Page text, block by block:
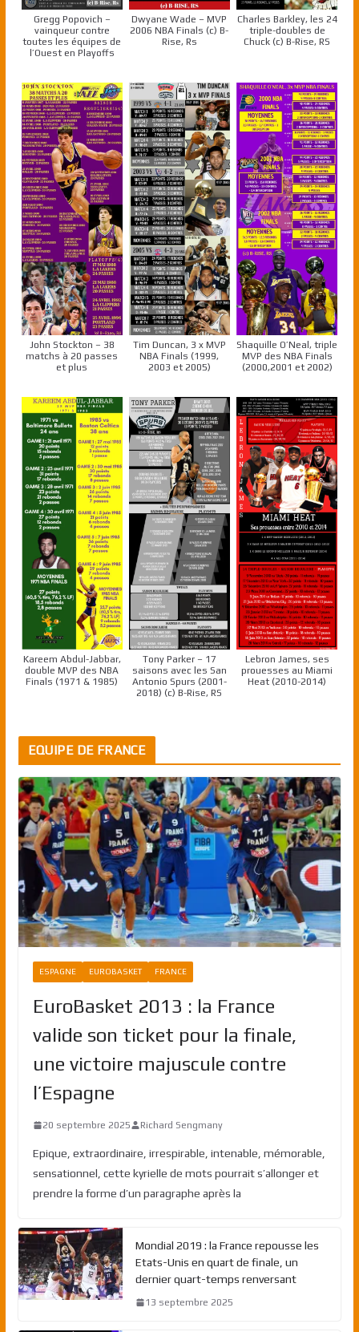
Gregg Popovich –
vainqueur contre
toutes les équipes de
l’Ouest en Playoffs
Dwyane Wade – MVP
2006 NBA Finals (c) B-
Rise, Rs
Charles Barkley, les 24
triple-doubles de
Chuck (c) B-Rise, RS
John Stockton – 38
matchs à 20 passes
et plus
Tim Duncan, 3 x MVP
NBA Finals (1999,
2003 et 2005)
Shaquille O’Neal, triple
MVP des NBA Finals
(2000,2001 et 2002)
Kareem Abdul-Jabbar,
double MVP des NBA
Finals (1971 & 1985)
Tony Parker – 17
saisons avec les San
Antonio Spurs (2001-
2018) (c) B-Rise, RS
Lebron James, ses
prouesses au Miami
Heat (2010-2014)
EQUIPE DE FRANCE
ESPAGNE EUROBASKET FRANCE
EuroBasket 2013 : la France
valide son ticket pour la finale,
une victoire majuscule contre
l’Espagne
20 septembre 2025 Richard Sengmany
Epique, extraordinaire, irrespirable, intenable, mémorable,
sensationnel, cette kyrielle de mots pourrait s’allonger et
prendre la forme d’un paragraphe après la
Mondial 2019 : la France repousse les
Etats-Unis en quart de finale, un
dernier quart-temps renversant
13 septembre 2025